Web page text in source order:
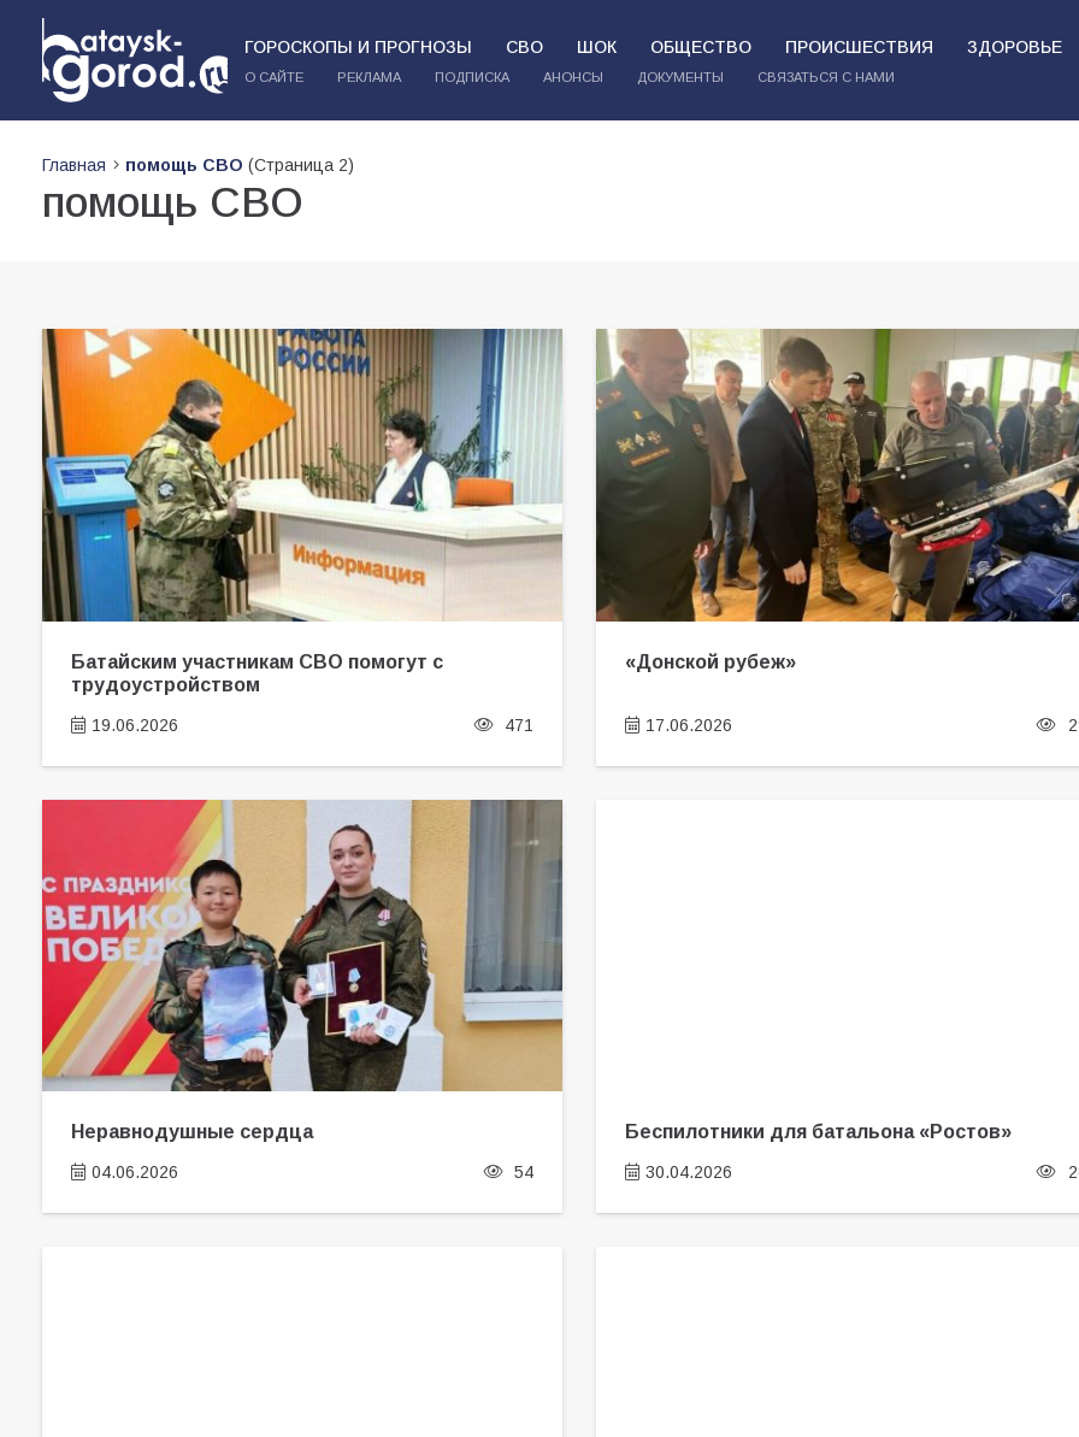
ГОРОСКОПЫ И ПРОГНОЗЫ СВО ШОК ОБЩЕСТВО ПРОИСШЕСТВИЯ ЗДОРОВЬЕ
О САЙТЕ РЕКЛАМА ПОДПИСКА АНОНСЫ ДОКУМЕНТЫ СВЯЗАТЬСЯ С НАМИ
Главная помощь СВО (Страница 2)
помощь СВО
Батайским участникам СВО помогут с
трудоустройством
19.06.2026 471
«Донской рубеж»
17.06.2026
Неравнодушные сердца
04.06.2026 54
Беспилотники для батальона «Ростов»
30.04.2026